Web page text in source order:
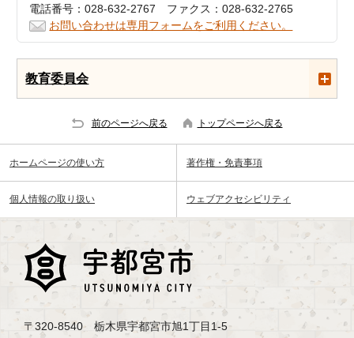
電話番号：028-632-2767 ファクス：028-632-2765
お問い合わせは専用フォームをご利用ください。
教育委員会
前のページへ戻る トップページへ戻る
ホームページの使い方 著作権・免責事項
個人情報の取り扱い ウェブアクセシビリティ
〒320-8540 栃木県宇都宮市旭1丁目1-5